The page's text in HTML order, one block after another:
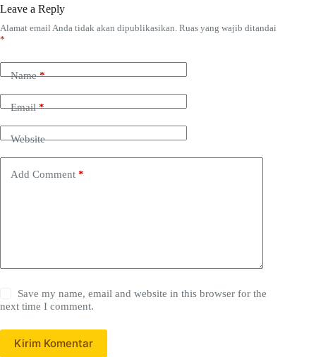
Leave a Reply
Alamat email Anda tidak akan dipublikasikan. Ruas yang wajib ditandai
*
Name*
Email*
Website
Add Comment *
Save my name, email and website in this browser for the
next time I comment.
Kirim Komentar